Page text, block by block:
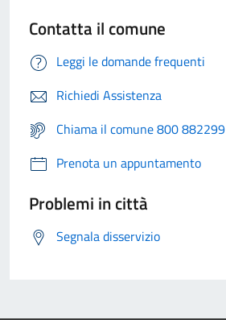
Contatta il comune
Leggi le domande frequenti
Richiedi Assistenza
Chiama il comune 800 882299
Prenota un appuntamento
Problemi in città
Segnala disservizio